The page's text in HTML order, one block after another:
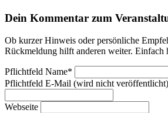
Dein Kommentar zum
Ob kurzer Hinweis oder persönliche
Rückmeldung hilft anderen weiter. Einfach
Pflichtfeld Name*
Pflichtfeld E-Mail (wird nicht veröffentlicht)
Webseite